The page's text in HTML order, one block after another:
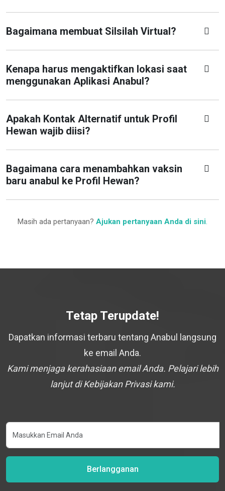
Bagaimana membuat Silsilah Virtual?
Kenapa harus mengaktifkan lokasi saat
menggunakan Aplikasi Anabul?
Apakah Kontak Alternatif untuk Profil
Hewan wajib diisi?
Bagaimana cara menambahkan vaksin
baru anabul ke Profil Hewan?
Masih ada pertanyaan? Ajukan pertanyaan Anda di sini.
Tetap Terupdate!
Dapatkan informasi terbaru tentang Anabul langsung
ke email Anda.
Kami menjaga kerahasiaan email Anda. Pelajari lebih
lanjut di Kebijakan Privasi kami.
Berlangganan